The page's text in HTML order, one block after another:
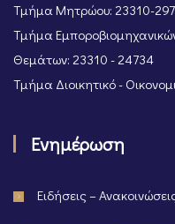
Τμήμα Μητρώου: 23310-
Τμήμα
Θεμάτων: 23310 - 24734
Τμήμα Διοικητικό -
Ενημέρωση
Ειδήσεις –